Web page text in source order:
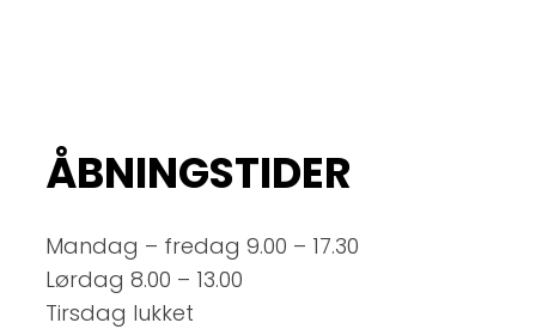
ÅBNINGSTIDER
Mandag – fredag 9.00 – 17.30
Lørdag 8.00 – 13.00
Tirsdag lukket